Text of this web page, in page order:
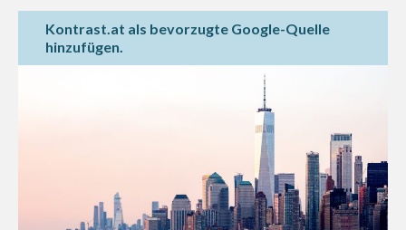
Kontrast.at als bevorzugte Google-Quelle
hinzufügen.